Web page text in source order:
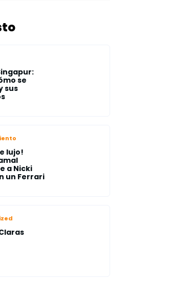
se
sus
lujo!
a Nicki
un Ferrari